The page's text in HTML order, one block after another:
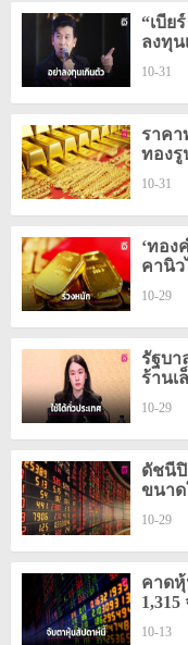
“เบีย
ลงทุน
10-31
ราคา
ทองรู
10-31
‘ทอง
คานิว
10-29
รัฐบ
ร้านเ
10-29
ดัชนี
ขนา
10-29
คาดหุ้
1,315
10-13